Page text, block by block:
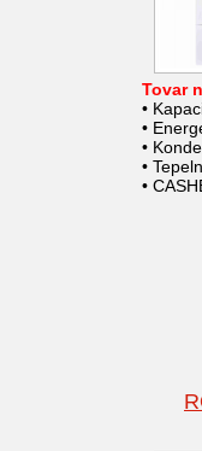
Tovar
•
•
•
•
•